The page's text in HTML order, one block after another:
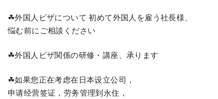
☘外国人ビザについて 初めて外国人を雇う社長様、
悩む前にご相談ください
☘外国人ビザ関係の研修・講座、承ります
☘如果您正在考虑在日本设立公司，
申请经营签证，劳务管理到永住，